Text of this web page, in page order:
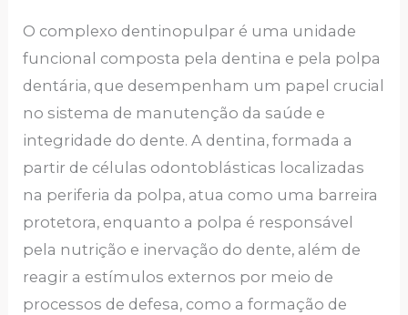
O complexo dentinopulpar é uma unidade
funcional composta pela dentina e pela polpa
dentária, que desempenham um papel crucial
no sistema de manutenção da saúde e
integridade do dente. A dentina, formada a
partir de células odontoblásticas localizadas
na periferia da polpa, atua como uma barreira
protetora, enquanto a polpa é responsável
pela nutrição e inervação do dente, além de
reagir a estímulos externos por meio de
processos de defesa, como a formação de